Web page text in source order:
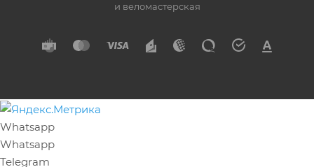
и веломастерская
Whatsapp
Whatsapp
Telegram